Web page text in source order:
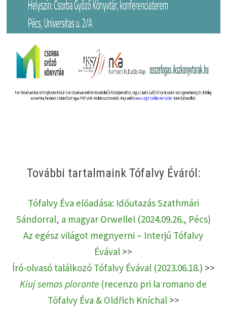
További tartalmaink Tófalvy Éváról:
Tófalvy Éva előadása: Időutazás Szathmári
Sándorral, a magyar Orwellel (2024.09.26., Pécs)
Az egész világot megnyerni – Interjú Tófalvy
Évával >>
Író-olvasó találkozó Tófalvy Évával (2023.06.18.) >>
Kiuj semas plorante (recenzo pri la romano de
Tófalvy Éva & Oldřich Kníchal>>